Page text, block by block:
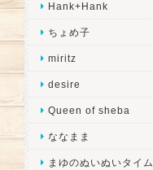
Hank+Hank
ちょめ子
miritz
desire
Queen of sheba
ななまま
まゆのぬいぬいタイム